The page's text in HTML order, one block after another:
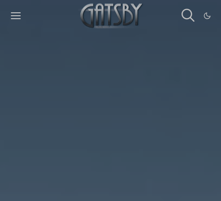
Cookies management panel